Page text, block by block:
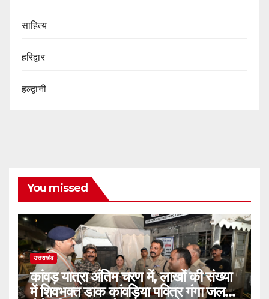
साहित्य
हरिद्वार
हल्द्वानी
You missed
उत्तराखंड
कांवड़ यात्रा अंतिम चरण में, लाखों की संख्या
में शिवभक्त डाक कांवड़िया पवित्र गंगा जल